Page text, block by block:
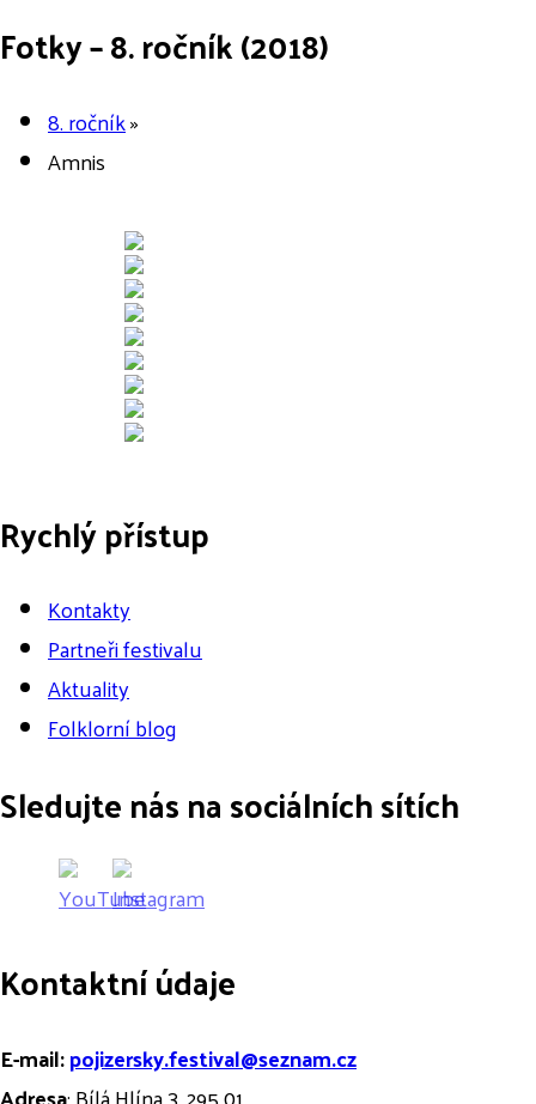
Fotky – 8. ročník (2018)
8. ročník»
Amnis
Rychlý přístup
Kontakty
Partneři festivalu
Aktuality
Folklorní blog
Sledujte nás na sociálních sítích
Kontaktní údaje
E-mail:pojizersky.festival@seznam.cz